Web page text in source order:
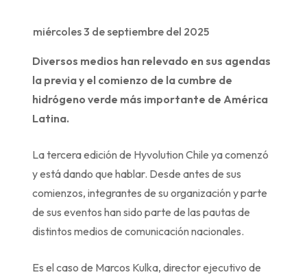
miércoles 3 de septiembre del 2025
Diversos medios han relevado en sus agendas
la previa y el comienzo de la cumbre de
hidrógeno verde más importante de América
Latina.
La tercera edición de Hyvolution Chile ya comenzó
y está dando que hablar. Desde antes de sus
comienzos, integrantes de su organización y parte
de sus eventos han sido parte de las pautas de
distintos medios de comunicación nacionales.
Es el caso de Marcos Kulka, director ejecutivo de